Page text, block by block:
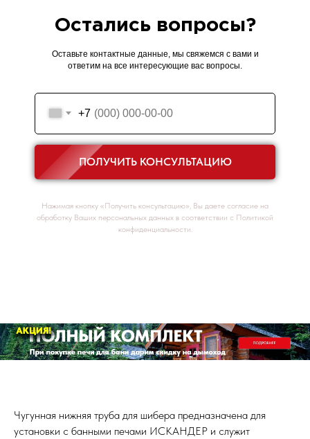
Остались вопросы?
Оставьте контактные данные, мы свяжемся с вами и
ответим на все интересующие вас вопросы.
+7
ПОЛУЧИТЬ КОНСУЛЬТАЦИЮ
Нажимая кнопку «Получить консультацию», Вы даете согласие на
обработку Ваших персональных данных в соответствии с Политикой
конфиденциальности.
Чугунная нижняя труба для шибера предназначена для
установки с банными печами ИСКАНДЕР и служит